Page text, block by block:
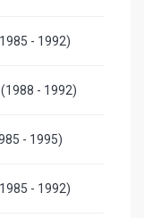
- 1992)
(1988 - 1992)
- 1995)
- 1992)